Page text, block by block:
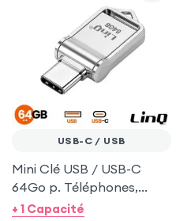
USB-C / USB
Mini Clé USB / USB-C
64Go p. Téléphones,
Tablettes et PC portables
+ 1 Capacité